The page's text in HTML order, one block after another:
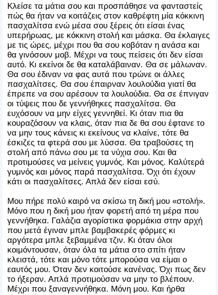
Κλείσε τα μάτια σου και προσπάθησε να φανταστείς
πώς θα ήταν να κοιτάζεις στον καθρέφτη μία κόκκινη
πασχαλίτσα ενώ μέσα σου ξέρεις ότι είσαι ένας
υπερήρωας, με κόκκινη στολή και μάσκα. Θα έκλαιγες
με τις ώρες, μέχρι που θα σου κοβόταν η ανάσα και
θα γινόσουν μοβ. Μέχρι να τους πείσεις ότι δεν είσαι
αυτό. Κι εκείνοι δε θα καταλάβαιναν. Θα σε μάλωναν.
Θα σου έδιναν να φας αυτά που τρώνε οι άλλες
πασχαλίτσες. Θα σου έπαιρναν λουλούδια γιατί θα
έπρεπε να σου αρέσουν τα λουλούδια. Θα σε έπνιγαν
οι τύψεις που δε γεννήθηκες πασχαλίτσα. Θα
ευχόσουν να μην είχες γεννηθεί. Κι όταν πια θα
κουραζόσουν να κλαις, όταν πια δε θα σου έφτανε το
να μην τους κάνεις κι εκείνους να κλαίνε, τότε θα
έσκιζες τα φτερά σου με λύσσα. Θα τραβούσες τη
στολή από πάνω σου με τα νύχια σου. Και θα
προτιμούσες να μείνεις γυμνός. Και μόνος. Καλύτερά
γυμνός και μόνος παρά πασχαλίτσα. Όχι ότι έχουν
κάτι οι πασχαλίτσες. Απλά δεν είσαι εσύ.
Μου πήρε πολύ καιρό να σκίσω τη δική μου «στολή».
Μόνο που η δική μου ήταν φορετή από τη μέρα που
γεννήθηκα. Γαλάζια αγορίστικα φορμάκια στην αρχή
που μετά έγιναν μπλε βαμβακερές φόρμες κι
αργότερα μπλε ξεβαμμένα τζιν. Κι όταν όλοι
κοιμόντουσαν, όταν όλα τα μάτια στο σπίτι ήταν
κλειστά, τότε και μόνο τότε μπορούσα να είμαι ο
εαυτός μου. Όταν δεν κοιτούσε κανένας. Όχι πως δεν
το ήξεραν. Απλά προτιμούσαν να μην το βλέπουν.
Μέχρι που ξαναγεννήθηκα. Μόνη μου. Και ήρθα